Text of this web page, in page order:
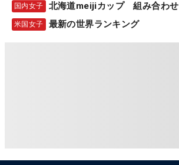
国内女子 北海道meijiカップ 組み合わせ
米国女子 最新の世界ランキング